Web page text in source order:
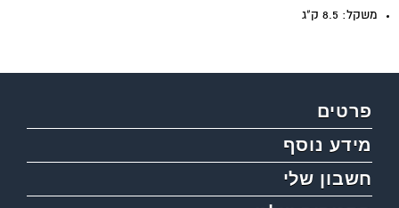
משקל: 8.5 ק"ג
פרטים
מידע נוסף
חשבון שלי